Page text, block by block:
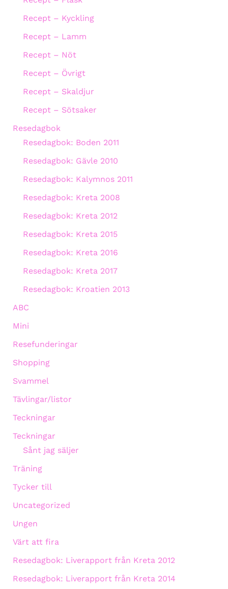
Recept – Kyckling
Recept – Lamm
Recept – Nöt
Recept – Övrigt
Recept – Skaldjur
Recept – Sötsaker
Resedagbok
Resedagbok: Boden 2011
Resedagbok: Gävle 2010
Resedagbok: Kalymnos 2011
Resedagbok: Kreta 2008
Resedagbok: Kreta 2012
Resedagbok: Kreta 2015
Resedagbok: Kreta 2016
Resedagbok: Kreta 2017
Resedagbok: Kroatien 2013
ABC
Mini
Resefunderingar
Shopping
Svammel
Tävlingar/listor
Teckningar
Teckningar
Sånt jag säljer
Träning
Tycker till
Uncategorized
Ungen
Värt att fira
Resedagbok: Liverapport från Kreta 2012
Resedagbok: Liverapport från Kreta 2014